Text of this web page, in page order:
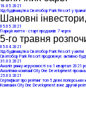
18.05.2021
Хід будівництва Святобор Park Resort у травні
Шановні
05.05.2021
Паркуй життя - старт продажів 7 черги
5-го травня
05.04.2021
Хід будівництва Святобор Park Resort у квітні
Святобор Park Resort продовжує активно
31 .03.2021
Аналіз ринку нерухомості за 1 квартал 2021
Аналітики компанії City One Development
25.03.2021
Сертифікат про рейтинг топ-5 девелоперських
Компанія Сity One Development вже другий